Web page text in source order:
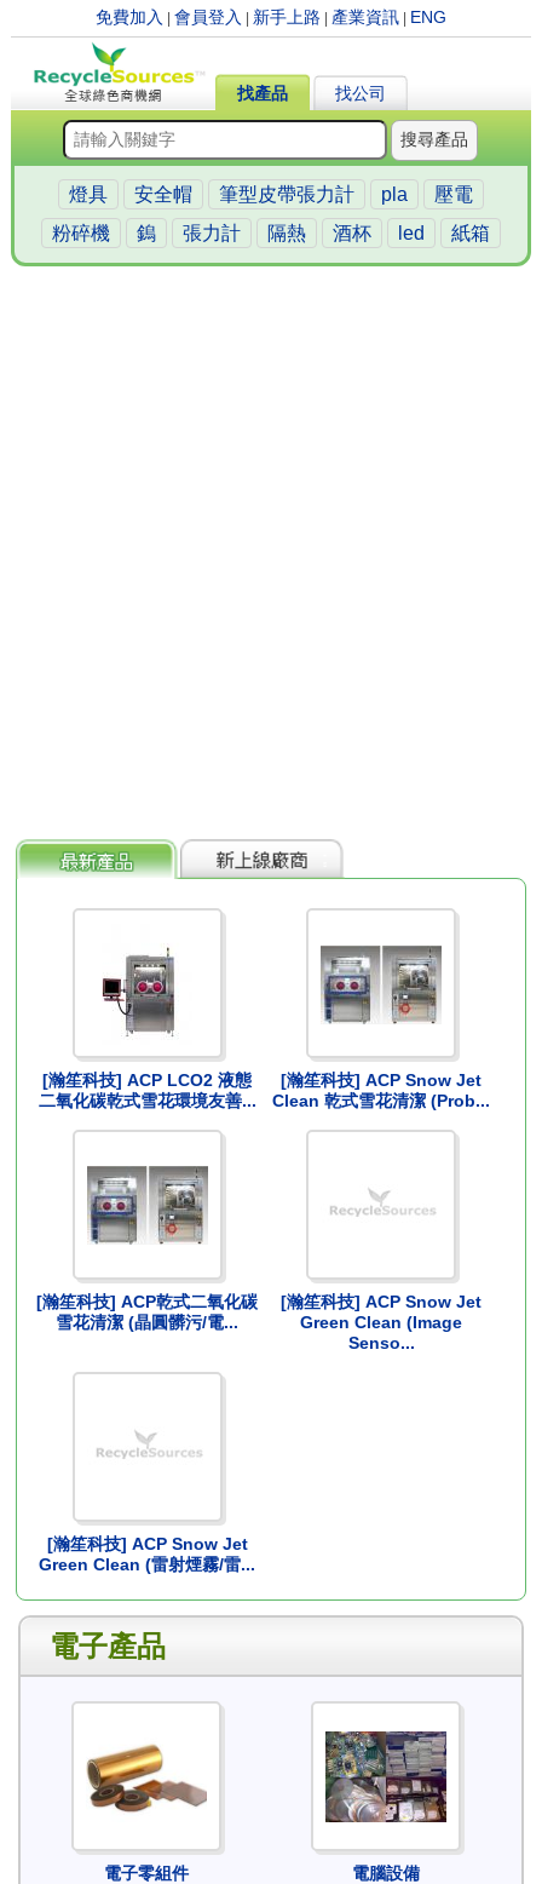
免費加入 會員登入 新手上路 產業資訊 ENG
找產品 找公司
搜尋產品
燈具 安全帽 筆型皮帶張力計 pla
壓電
粉碎機
鎢 張力計 隔熱 酒杯 led 紙箱
[瀚笙科技] ACP LCO2 液態
二氧化碳乾式雪花環境友善...
[瀚笙科技] ACP Snow Jet
Clean 乾式雪花清潔 (Prob...
[瀚笙科技] ACP乾式二氧化碳
雪花清潔 (晶圓髒污/電...
[瀚笙科技] ACP Snow Jet
Green Clean (Image
Senso...
[瀚笙科技] ACP Snow Jet
Green Clean (雷射煙霧/雷...
電子產品
電子零組件 電腦設備